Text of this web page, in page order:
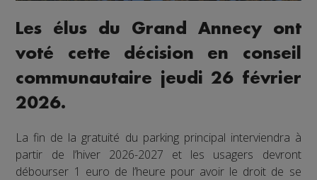
Les élus du Grand Annecy ont
voté cette décision en conseil
communautaire jeudi 26 février
2026.
La fin de la gratuité du parking principal interviendra à
partir de l’hiver 2026-2027 et les usagers devront
débourser 1 euro de l’heure pour avoir le droit de se